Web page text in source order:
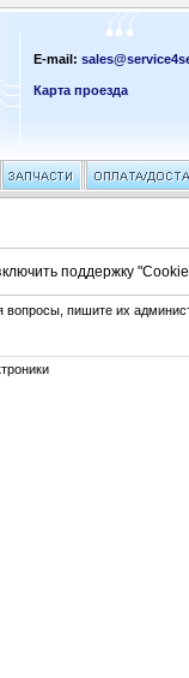
E-mail:
Карта проезда
поддержку
вопросы, пишите их